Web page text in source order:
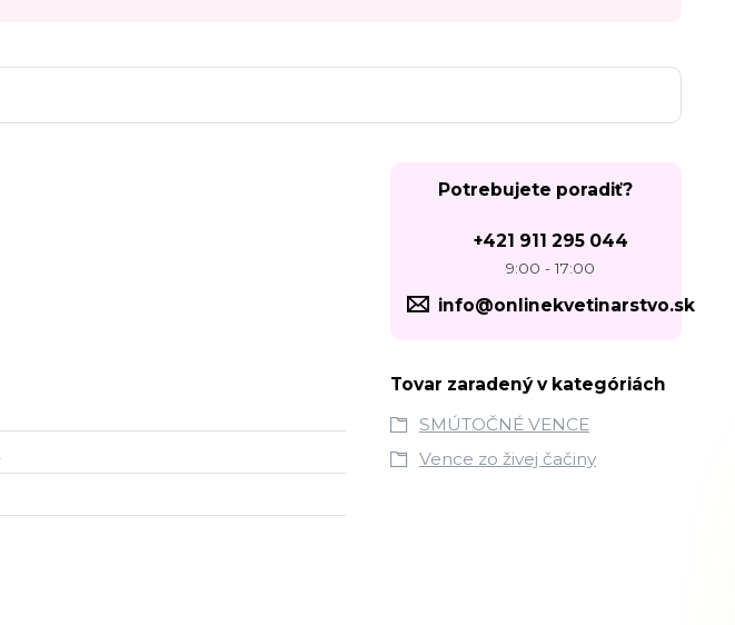
Potrebujete poradiť?
+421 911 295 044
9:00 - 17:00
info@onlinekvetinarstvo.sk
Tovar zaradený v kategóriách
SMÚTOČNÉ VENCE
Vence zo živej čačiny